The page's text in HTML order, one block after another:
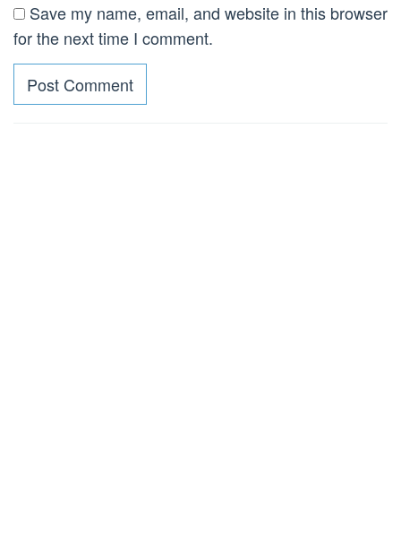
Save my name, email, and website in this browser
for the next time I comment.